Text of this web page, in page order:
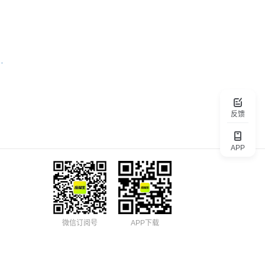
反馈
APP
）北京分所
APP下载
微信订阅号